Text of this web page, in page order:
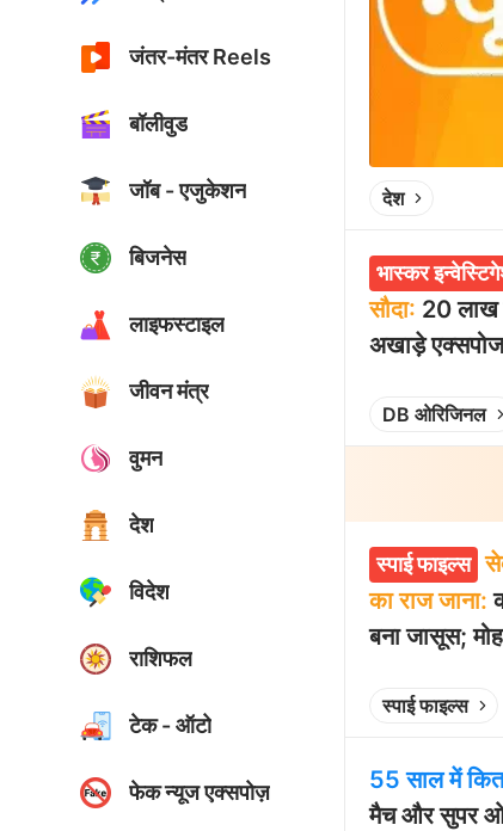
जंतर-मंतर Reels
बॉलीवुड
जॉब - एजुकेशन
बिजनेस
लाइफस्टाइल
जीवन मंत्र
वुमन
देश
विदेश
राशिफल
टेक - ऑटो
फेक न्यूज एक्सपोज़
देश
भास्कर
सौदा: 20 लाख
अखाड़े एक्सपोज
DB ओरिजिनल
स्पाई फाइल्स
का राज जाना:
बना जासूस;
स्पाई फाइल्स
55 साल में
मैच और सुपर